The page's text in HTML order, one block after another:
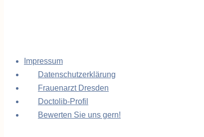
Impressum
Datenschutzerklärung
Frauenarzt Dresden
Doctolib-Profil
Bewerten Sie uns gern!